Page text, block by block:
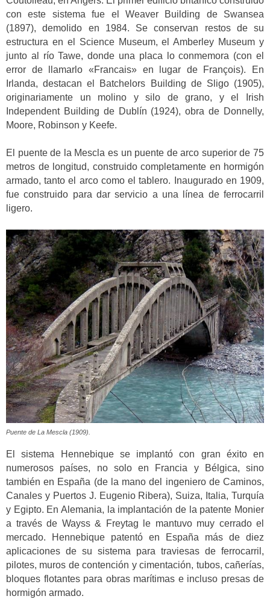
con este sistema fue el Weaver Building de Swansea
(1897), demolido en 1984. Se conservan restos de su
estructura en el Science Museum, el Amberley Museum y
junto al río Tawe, donde una placa lo conmemora (con el
error de llamarlo «Francais» en lugar de François). En
Irlanda, destacan el Batchelors Building de Sligo (1905),
originariamente un molino y silo de grano, y el Irish
Independent Building de Dublín (1924), obra de Donnelly,
Moore, Robinson y Keefe.
El puente de la Mescla es un puente de arco superior de 75
metros de longitud, construido completamente en hormigón
armado, tanto el arco como el tablero. Inaugurado en 1909,
fue construido para dar servicio a una línea de ferrocarril
ligero.
Puente de La Mescla (1909).
El sistema Hennebique se implantó con gran éxito en
numerosos países, no solo en Francia y Bélgica, sino
también en España (de la mano del ingeniero de Caminos,
Canales y Puertos J. Eugenio Ribera), Suiza, Italia, Turquía
y Egipto. En Alemania, la implantación de la patente Monier
a través de Wayss & Freytag le mantuvo muy cerrado el
mercado. Hennebique patentó en España más de diez
aplicaciones de su sistema para traviesas de ferrocarril,
pilotes, muros de contención y cimentación, tubos, cañerías,
bloques flotantes para obras marítimas e incluso presas de
hormigón armado.